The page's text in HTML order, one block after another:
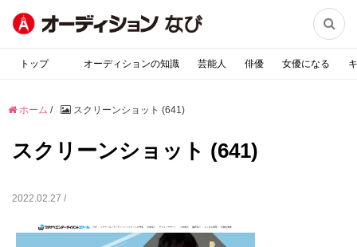

トップ オーディションの知識 芸能人 俳優 女優になる
ホーム / スクリーンショット (641)
スクリーンショット (641)
2022.02.27 /